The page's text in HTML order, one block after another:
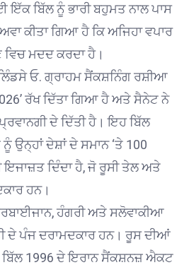
ਬਿੱਲ ਨੂੰ ਭਾਰੀ ਬਹੁਮਤ ਨਾਲ ਪਾਸ
ਕੀਤਾ ਗਿਆ ਹੈ ਕਿ ਅਜਿਹਾ ਵਪਾਰ
ਮਦਦ ਕਰਦਾ ਹੈ।
ਓ. ਗ੍ਰਾਹਮ ਸੈਂਕਸ਼ਨਿੰਗ ਰਸ਼ੀਆ
ਰੱਖ ਦਿੱਤਾ ਗਿਆ ਹੈ ਅਤੇ ਸੈਨੇਟ ਨੇ
ਦੇ ਦਿੱਤੀ ਹੈ। ਇਹ ਬਿੱਲ
ਉਨ੍ਹਾਂ ਦੇਸ਼ਾਂ ਦੇ ਸਮਾਨ ‘ਤੇ 100
ਇਜਾਜ਼ਤ ਦਿੰਦਾ ਹੈ, ਜੋ ਰੂਸੀ ਤੇਲ ਅਤੇ
ਹਨ।
ਹੰਗਰੀ ਅਤੇ ਸਲੋਵਾਕੀਆ
ਦੇ ਪੰਜ ਦਰਾਮਦਕਾਰ ਹਨ। ਰੂਸ ਦੀਆਂ
1996 ਦੇ ਇਰਾਨ ਸੈਂਕਸ਼ਨਜ਼ ਐਕਟ